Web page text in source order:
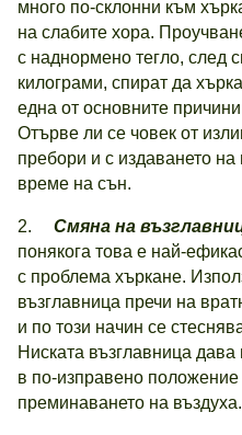
много по-склонни към
на слабите хора.
с наднормено тегло, след
килограми, спират да
една от основните
Отърве ли се човек от
пребори и с издаването
време на сън.
2. Смяна на
понякога това е най-
с проблема хъркане.
възглавница пречи на
и по този начин се
Ниската възглавница
в по-изправено положение
преминаването на въздуха.